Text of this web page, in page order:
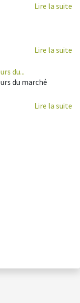
Lire la suite
Lire la suite
du...
du marché
Lire la suite